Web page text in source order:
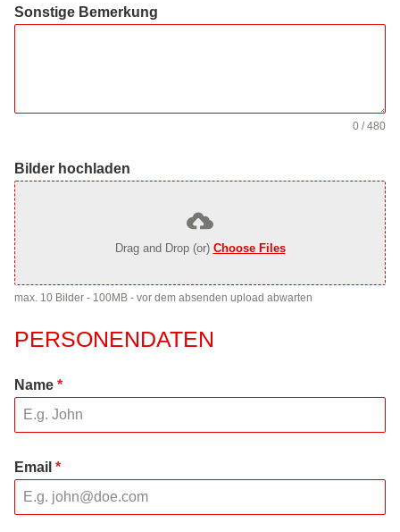
Sonstige Bemerkung
0 / 480
Bilder hochladen
Drag and Drop (or) Choose Files
max. 10 Bilder - 100MB - vor dem absenden upload abwarten
PERSONENDATEN
Name *
Email *